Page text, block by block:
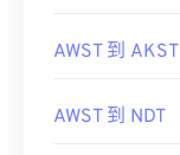
AWST 到 AKST
AWST 到 NDT